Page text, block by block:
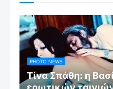
PHOTO NEWS
Τίνα Σπάθη: η